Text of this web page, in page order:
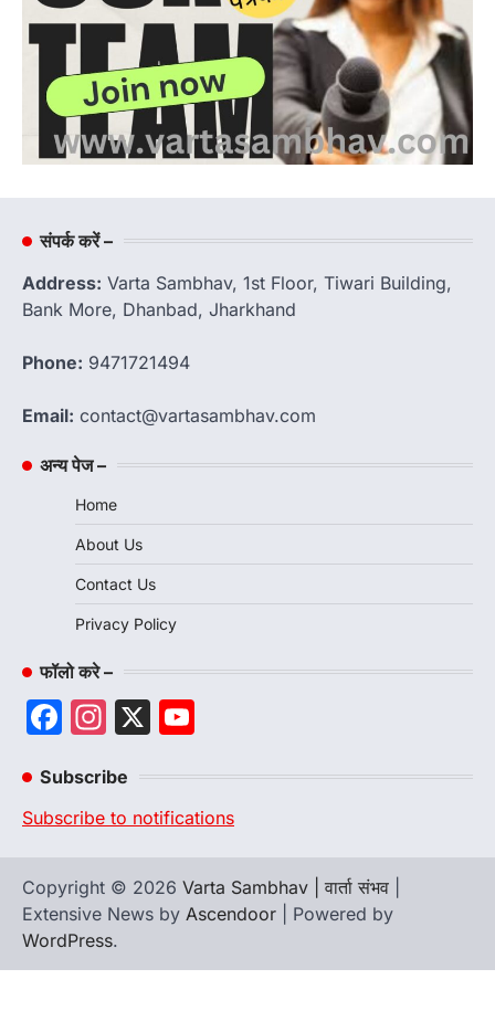
संपर्क करें –
Address: Varta Sambhav, 1st Floor, Tiwari Building,
Bank More, Dhanbad, Jharkhand
Phone: 9471721494
Email: contact@vartasambhav.com
अन्य पेज –
Home
About Us
Contact Us
Privacy Policy
फॉलो करे –
Facebook
Instagram
X
Subscribe
Subscribe to notifications
Copyright © 2026 Varta Sambhav | वार्ता संभव
Extensive News by Ascendoor | Powered by
WordPress.